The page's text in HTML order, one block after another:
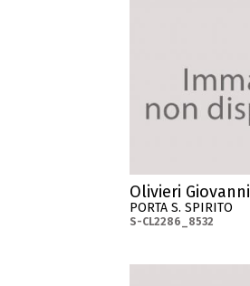
Olivieri Giovanni
PORTA S. SPIRITO
S-CL2286_8532